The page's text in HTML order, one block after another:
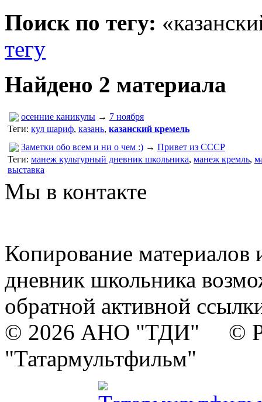
Поиск по тегу:
тегу
Найдено 2 материала
осенние каникулы → 7 ноября
Теги: кул шариф, казань, казанский кремель
Заметки обо всем и ни о чем :) → Привет из СССР
Теги: манеж культурный дневник школьника, манеж кремль,
выставка
Мы в контакте
Копирование материалов
дневник школьника
обратной активной
© 2026 АНО "ТДИ" ©
"Татармультфильм"